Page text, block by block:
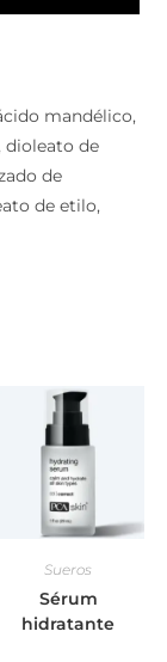
mandélico,
de
de
de etilo,
Sueros
Sérum
hidratante